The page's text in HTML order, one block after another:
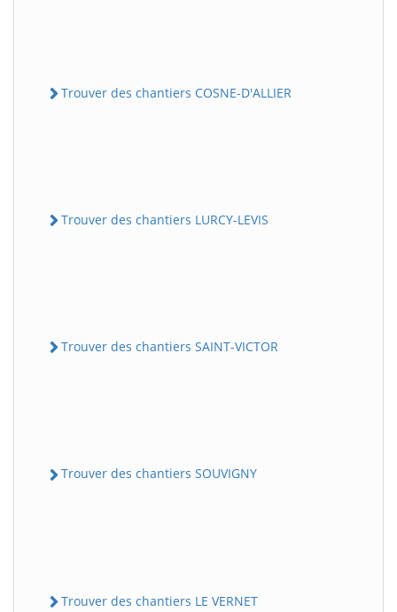
Trouver des chantiers COSNE-D'ALLIER
Trouver des chantiers LURCY-LEVIS
Trouver des chantiers SAINT-VICTOR
Trouver des chantiers SOUVIGNY
Trouver des chantiers LE VERNET